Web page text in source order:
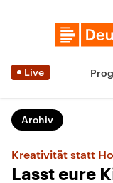
Live
Archiv
Kreativität statt
Lasst eure